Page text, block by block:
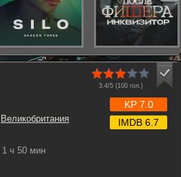
3.4/5 (100гол.)
Великобритания
1 ч 50 мин
KP 7.0
IMDB 6.7